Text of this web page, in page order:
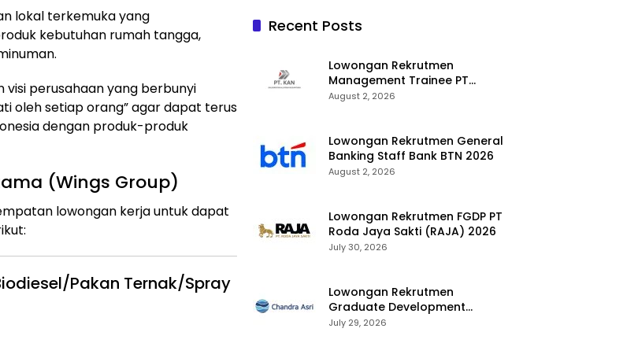
lokal terkemuka yang
kebutuhan rumah tangga,
perusahaan yang berbunyi
oleh setiap orang” agar dapat terus
dengan produk-produk
(Wings Group)
lowongan kerja untuk dapat
Pakan Ternak/Spray
Recent Posts
Lowongan Rekrutmen
Management Trainee PT
Kalimantan Alumina Nusantara
August 2, 2026
Lowongan Rekrutmen General
Banking Staff Bank BTN 2026
August 2, 2026
Lowongan Rekrutmen FGDP PT
Roda Jaya Sakti (RAJA) 2026
July 30, 2026
Lowongan Rekrutmen
Graduate Development
Program Chandra Asri Group
July 29, 2026